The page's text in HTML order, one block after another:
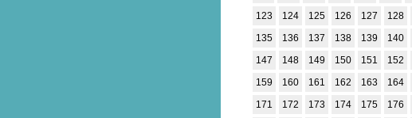
123
124 125 126 127 128
135
136 137 138 139 140
147
148 149 150 151 152
159
160 161 162 163 164
171
172 173 174 175 176